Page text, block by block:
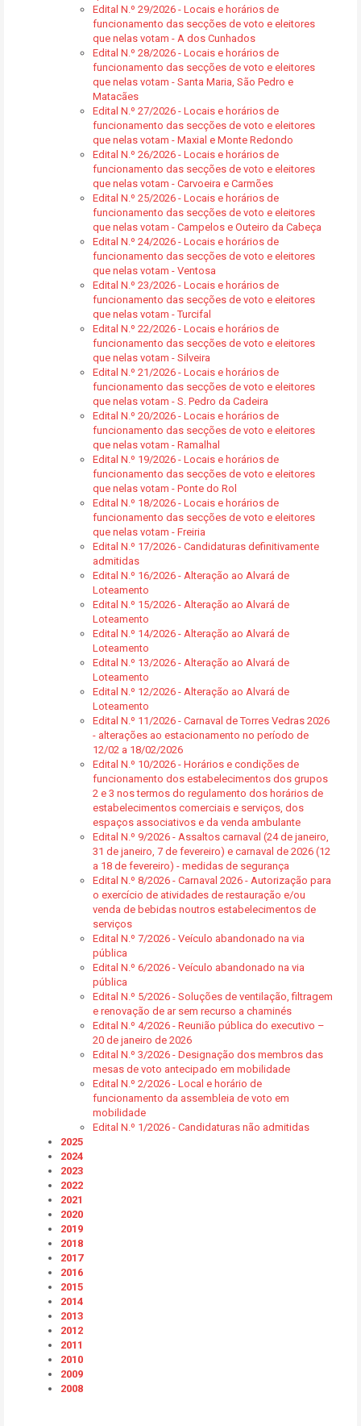
Edital N.º 29/2026 - Locais e horários de
funcionamento das secções de voto e eleitores
que nelas votam - A dos Cunhados
Edital N.º 28/2026 - Locais e horários de
funcionamento das secções de voto e eleitores
que nelas votam - Santa Maria, São Pedro e
Matacães
Edital N.º 27/2026 - Locais e horários de
funcionamento das secções de voto e eleitores
que nelas votam - Maxial e Monte Redondo
Edital N.º 26/2026 - Locais e horários de
funcionamento das secções de voto e eleitores
que nelas votam - Carvoeira e Carmões
Edital N.º 25/2026 - Locais e horários de
funcionamento das secções de voto e eleitores
que nelas votam - Campelos e Outeiro da Cabeça
Edital N.º 24/2026 - Locais e horários de
funcionamento das secções de voto e eleitores
que nelas votam - Ventosa
Edital N.º 23/2026 - Locais e horários de
funcionamento das secções de voto e eleitores
que nelas votam - Turcifal
Edital N.º 22/2026 - Locais e horários de
funcionamento das secções de voto e eleitores
que nelas votam - Silveira
Edital N.º 21/2026 - Locais e horários de
funcionamento das secções de voto e eleitores
que nelas votam - S. Pedro da Cadeira
Edital N.º 20/2026 - Locais e horários de
funcionamento das secções de voto e eleitores
que nelas votam - Ramalhal
Edital N.º 19/2026 - Locais e horários de
funcionamento das secções de voto e eleitores
que nelas votam - Ponte do Rol
Edital N.º 18/2026 - Locais e horários de
funcionamento das secções de voto e eleitores
que nelas votam - Freiria
Edital N.º 17/2026 - Candidaturas definitivamente
admitidas
Edital N.º 16/2026 - Alteração ao Alvará de
Loteamento
Edital N.º 15/2026 - Alteração ao Alvará de
Loteamento
Edital N.º 14/2026 - Alteração ao Alvará de
Loteamento
Edital N.º 13/2026 - Alteração ao Alvará de
Loteamento
Edital N.º 12/2026 - Alteração ao Alvará de
Loteamento
Edital N.º 11/2026 - Carnaval de Torres Vedras 2026
- alterações ao estacionamento no período de
12/02 a 18/02/2026
Edital N.º 10/2026 - Horários e condições de
funcionamento dos estabelecimentos dos grupos
2 e 3 nos termos do regulamento dos horários de
estabelecimentos comerciais e serviços, dos
espaços associativos e da venda ambulante
Edital N.º 9/2026 - Assaltos carnaval (24 de janeiro,
31 de janeiro, 7 de fevereiro) e carnaval de 2026 (12
a 18 de fevereiro) - medidas de segurança
Edital N.º 8/2026 - Carnaval 2026 - Autorização para
o exercício de atividades de restauração e/ou
venda de bebidas noutros estabelecimentos de
serviços
Edital N.º 7/2026 - Veículo abandonado na via
pública
Edital N.º 6/2026 - Veículo abandonado na via
pública
Edital N.º 5/2026 - Soluções de ventilação, filtragem
e renovação de ar sem recurso a chaminés
Edital N.º 4/2026 - Reunião pública do executivo –
20 de janeiro de 2026
Edital N.º 3/2026 - Designação dos membros das
mesas de voto antecipado em mobilidade
Edital N.º 2/2026 - Local e horário de
funcionamento da assembleia de voto em
mobilidade
Edital N.º 1/2026 - Candidaturas não admitidas
2025
2024
2023
2022
2021
2020
2019
2018
2017
2016
2015
2014
2013
2012
2011
2010
2009
2008